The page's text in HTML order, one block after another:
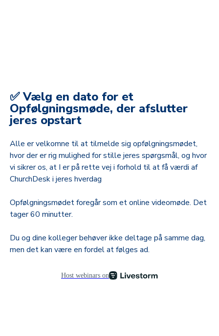
✅ Vælg en dato for et
Opfølgningsmøde, der afslutter
jeres opstart
Alle er velkomne til at tilmelde sig opfølgningsmødet,
hvor der er rig mulighed for stille jeres spørgsmål, og hvor
vi sikrer os, at I er på rette vej i forhold til at få værdi af
ChurchDesk i jeres hverdag
Opfølgningsmødet foregår som et online videomøde. Det
tager 60 minutter.
Du og dine kolleger behøver ikke deltage på samme dag,
men det kan være en fordel at følges ad.